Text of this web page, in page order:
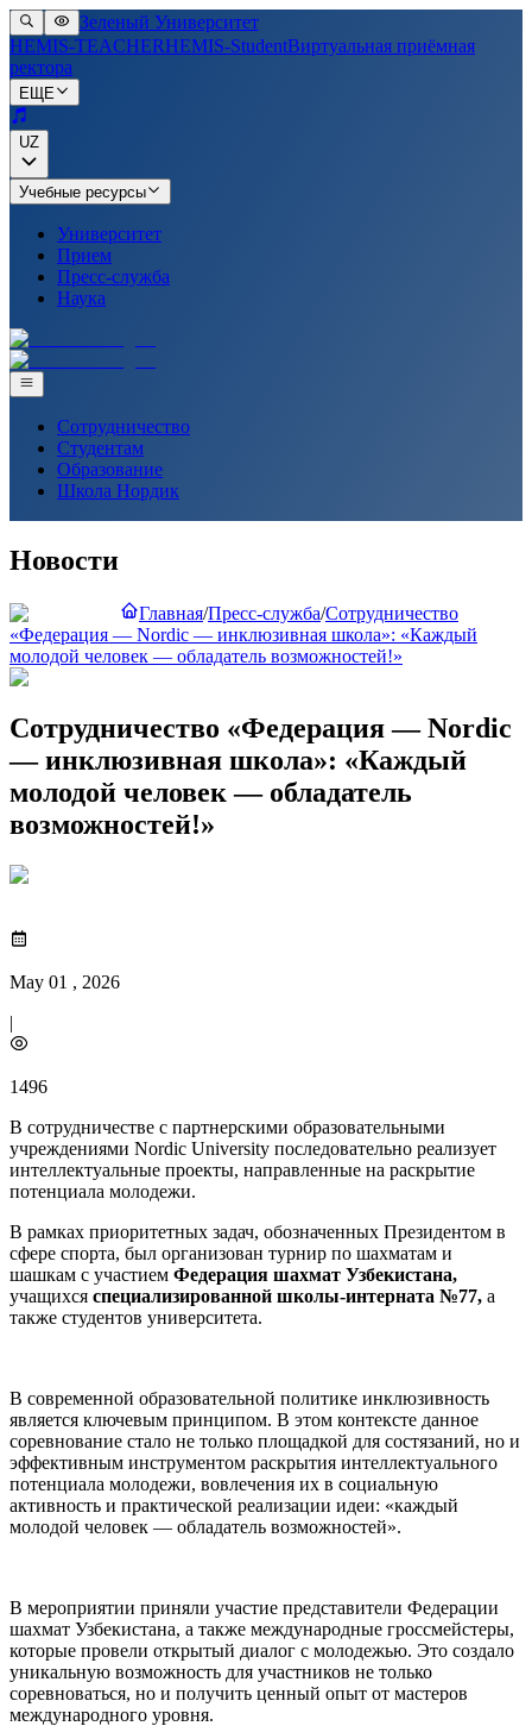
Зеленый Университет
HEMIS-TEACHERHEMIS-StudentВиртуальная приёмная
ректора
ЕЩЕ
UZ
Учебные ресурсы
Университет
Прием
Пресс-служба
Наука
Сотрудничество
Студентам
Образование
Школа Нордик
Новости
Главная/Пресс-служба/Сотрудничество
«Федерация — Nordic — инклюзивная школа»: «Каждый
молодой человек — обладатель возможностей!»
Сотрудничество «Федерация — Nordic
— инклюзивная школа»: «Каждый
молодой человек — обладатель
возможностей!»
May 01 , 2026
|
1496
В сотрудничестве с партнерскими образовательными
учреждениями Nordic University последовательно реализует
интеллектуальные проекты, направленные на раскрытие
потенциала молодежи.
В рамках приоритетных задач, обозначенных Президентом в
сфере спорта, был организован турнир по шахматам и
шашкам с участием Федерация шахмат Узбекистана,
учащихся специализированной школы-интерната №77, а
также студентов университета.
В современной образовательной политике инклюзивность
является ключевым принципом. В этом контексте данное
соревнование стало не только площадкой для состязаний, но и
эффективным инструментом раскрытия интеллектуального
потенциала молодежи, вовлечения их в социальную
активность и практической реализации идеи: «каждый
молодой человек — обладатель возможностей».
В мероприятии приняли участие представители Федерации
шахмат Узбекистана, а также международные гроссмейстеры,
которые провели открытый диалог с молодежью. Это создало
уникальную возможность для участников не только
соревноваться, но и получить ценный опыт от мастеров
международного уровня.